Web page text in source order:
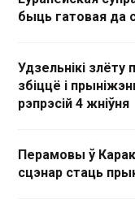
быць гатовая да
Удзельнікі злёту
збіццё і
рэпрэсій 4 жніўня
Перамовы ў
сцэнар стаць